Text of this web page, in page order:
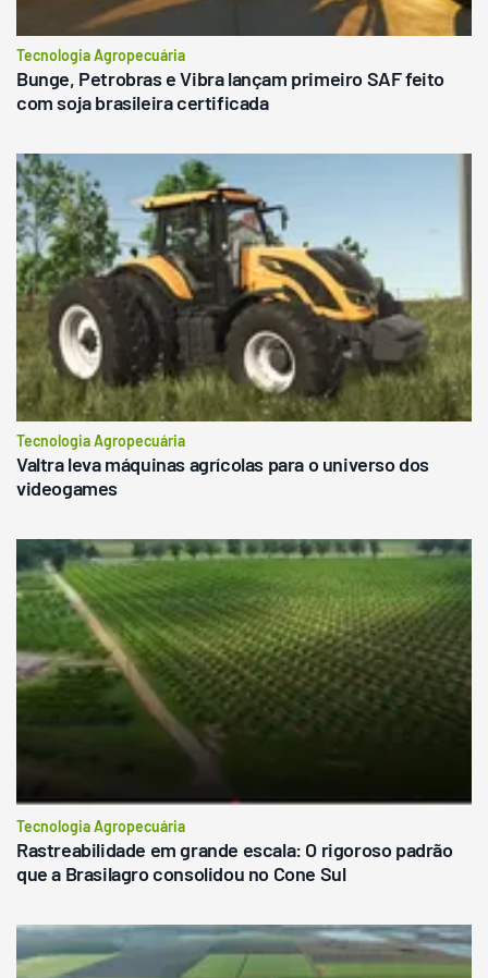
Tecnologia Agropecuária
Bunge, Petrobras e Vibra lançam primeiro SAF feito
com soja brasileira certificada
Tecnologia Agropecuária
Valtra leva máquinas agrícolas para o universo dos
videogames
Tecnologia Agropecuária
Rastreabilidade em grande escala: O rigoroso padrão
que a Brasilagro consolidou no Cone Sul